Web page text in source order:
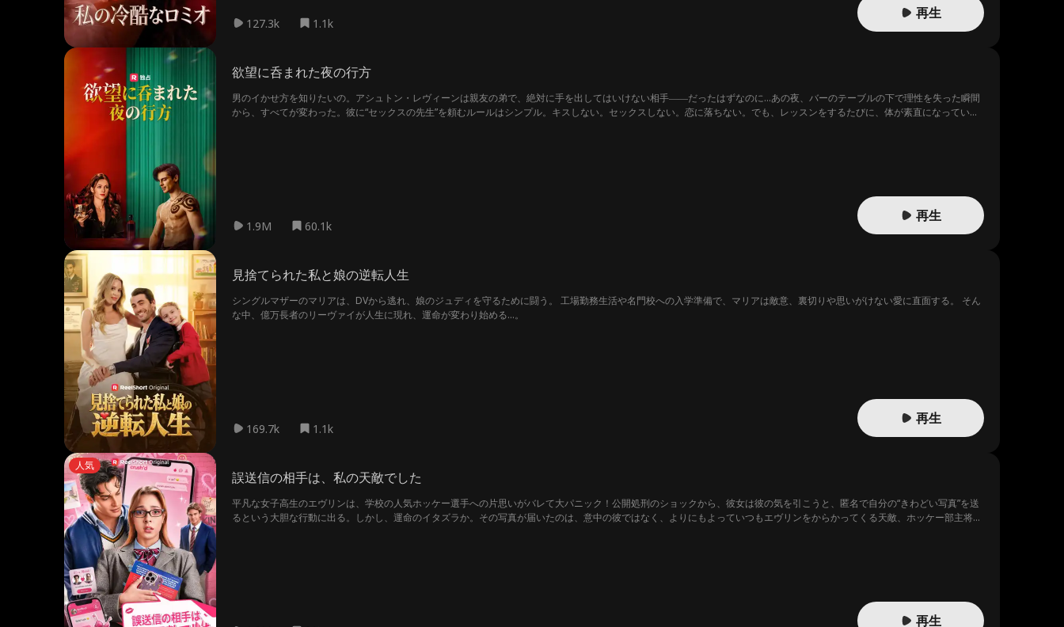
127.3k 1.1k
再生
欲望に呑まれた夜の行方
男のイかせ方を知りたいの。アシュトン・レヴィーンは親友の弟で、絶対に手を出してはいけない相手――だったはずなのに…あの夜、バーのテーブルの下で理性を失った瞬間
から、すべてが変わった。彼に“セックスの先生”を頼むルールはシンプル。キスしない。セックスしない。恋に落ちない。でも、レッスンをするたびに、体が素直になってい
1.9M 60.1k
再生
見捨てられた私と娘の逆転人生
シングルマザーのマリアは、DVから逃れ、娘のジュディを守るために闘う。 工場勤務生活や名門校への入学準備で、マリアは敵意、裏切りや思いがけない愛に直面する。 そん
な中、億万長者のリーヴァイが人生に現れ、運命が変わり始める…。
169.7k 1.1k
再生
人気
誤送信の相手は、私の天敵でした
平凡な女子高生のエヴリンは、学校の人気ホッケー選手への片思いがバレて大パニック！公開処刑のショックから、彼女は彼の気を引こうと、匿名で自分の“きわどい写真”を送
るという大胆な行動に出る。しかし、運命のイタズラか。その写真が届いたのは、意中の彼ではなく、よりにもよっていつもエヴリンをからかってくる天敵、ホッケー部主将の
再生